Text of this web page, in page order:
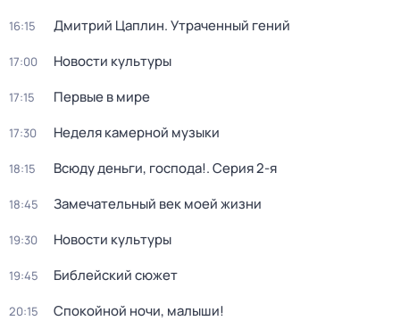
16:15 Дмитрий Цаплин. Утраченный гений
17:00 Новости культуры
17:15 Первые в мире
17:30 Неделя камерной музыки
18:15 Всюду деньги, господа!. Серия 2-я
18:45 Замечательный век моей жизни
19:30 Новости культуры
19:45 Библейский сюжет
20:15 Спокойной ночи, малыши!